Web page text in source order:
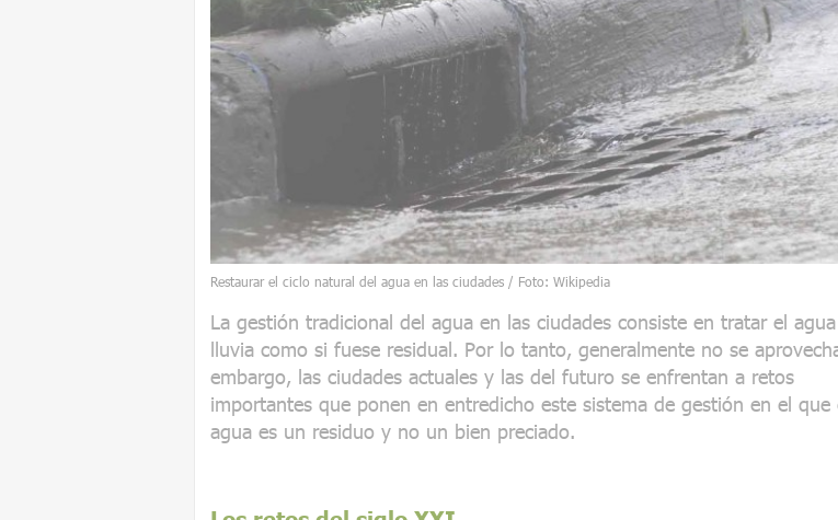
Restaurar el ciclo natural del agua en las ciudades / Foto: Wikipedia
La gestión tradicional del agua en las ciudades consiste en tratar el
lluvia como si fuese residual. Por lo tanto, generalmente no se
embargo, las ciudades actuales y las del futuro se enfrentan a retos
importantes que ponen en entredicho este sistema de gestión en el que
agua es un residuo y no un bien preciado.